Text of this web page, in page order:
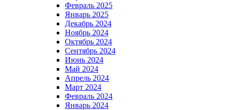
Февраль 2025
Январь 2025
Декабрь 2024
Ноябрь 2024
Октябрь 2024
Сентябрь 2024
Июнь 2024
Май 2024
Апрель 2024
Март 2024
Февраль 2024
Январь 2024